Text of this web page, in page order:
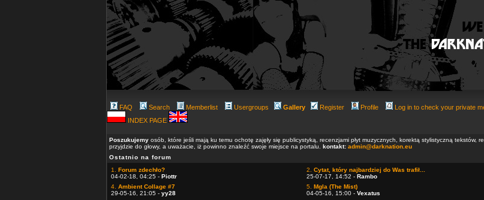
FAQ Search Memberlist Usergroups Gallery Register Profile Log in to check your private
INDEX PAGE
Poszukujemy osób, które jeśli mają ku temu ochotę zajęły się publicystyką, recenzjami płyt muzycznych, korektą stylistyczną tekstów,
przyjdzie do głowy, a uważacie, iż powinno znaleźć swoje miejsce na portalu. kontakt: admin@darknation.eu
Ostatnio na forum
1. Forum zdechło?
04-02-18, 04:25 - Piottr
2. Cytat, który najbardziej do Was trafił...
25-07-17, 14:52 - Rambo
4. Ambient Collage #7
29-05-16, 21:05 - yy28
5. Mgla (The Mist)
04-05-16, 15:00 - Vexatus